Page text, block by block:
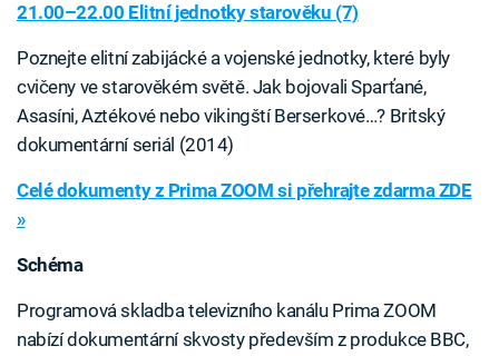
21.00–22.00 Elitní jednotky starověku (7)
Poznejte elitní zabijácké a vojenské jednotky, které byly
cvičeny ve starověkém světě. Jak bojovali Sparťané,
Asasíni, Aztékové nebo vikingští Berserkové…? Britský
dokumentární seriál (2014)
Celé dokumenty z Prima ZOOM si přehrajte zdarma ZDE
»
Schéma
Programová skladba televizního kanálu Prima ZOOM
nabízí dokumentární skvosty především z produkce BBC,